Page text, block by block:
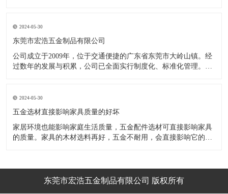
调节脚，橱柜就像得了“软骨症”，站都站不直……五花八门的橱
柜五金件好
2024-05-30
东莞市宏浩五金制品有限公司
公司成立于2009年，位于交通便捷的广东省东莞市大岭山镇。经
过数年的发展与积累，公司已全面实行制度化、标准化管理。从
的改造创新，设计制造了一系列更加新颖、美观、更具时代潮流
的新
2024-05-30
五金选材直接影响家具质量的好坏
家居环境也能影响家庭生活质量，五金配件选材可直接影响家具
的质量。家具的木材选料再好，五金不耐用，会直接影响它的使
金、铝合金等。不同五金的加工工艺不同：钳工、表面涂覆处
理、焊接、机械加东莞市宏浩五金制品有限公司 版权所有